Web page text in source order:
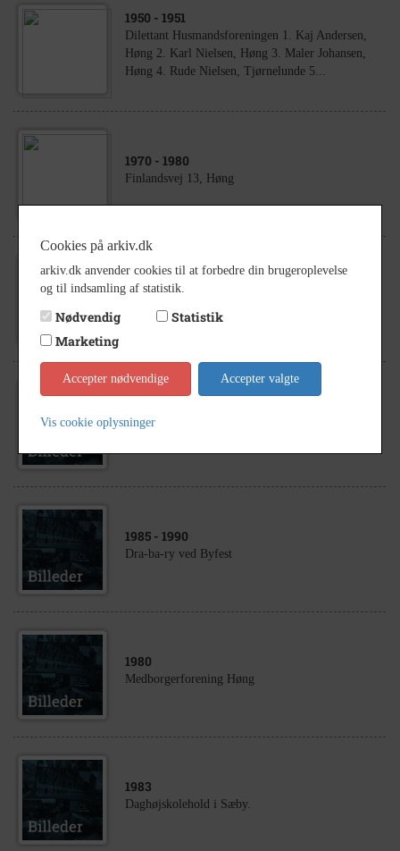
1950 - 1951
Dilettant Husmandsforeningen 1. Kaj Andersen,
Høng 2. Karl Nielsen, Høng 3. Maler Johansen,
Høng 4. Rude Nielsen, Tjørnelunde 5...
1970 - 1980
Finlandsvej 13, Høng
1949
Ejerskifte i Sportshytten
1985 - 1990
Dra-ba-ry ved Byfest
1980
Medborgerforening Høng
1983
Daghøjskolehold i Sæby.
Cookies på arkiv.dk
arkiv.dk anvender cookies til at forbedre din brugeroplevelse
og til indsamling af statistik.
Nødvendig
Statistik
Marketing
Accepter nødvendige Accepter valgte
Vis cookie oplysninger